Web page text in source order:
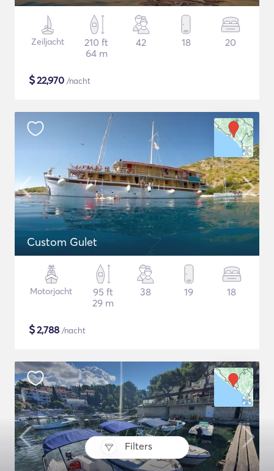
Filters
Zeiljacht
210 ft
64 m
42 18 20
$22,970 /nacht
Custom Gulet
Motorjacht
95 ft
29 m
38 19 18
$2,788 /nacht